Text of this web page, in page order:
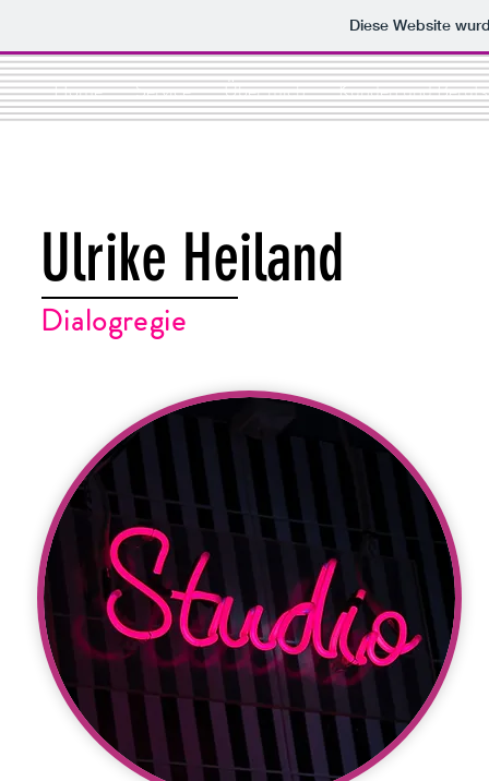
Diese Website
Home Service Über mich Kunden und
Ulrike Heiland
Dialogregie